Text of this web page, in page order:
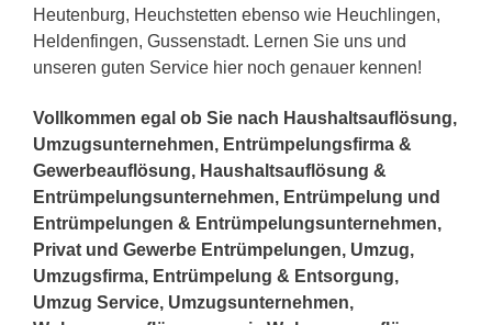
Heutenburg, Heuchstetten ebenso wie Heuchlingen,
Heldenfingen, Gussenstadt. Lernen Sie uns und
unseren guten Service hier noch genauer kennen!
Vollkommen egal ob Sie nach Haushaltsauflösung,
Umzugsunternehmen, Entrümpelungsfirma &
Gewerbeauflösung, Haushaltsauflösung &
Entrümpelungsunternehmen, Entrümpelung und
Entrümpelungen & Entrümpelungsunternehmen,
Privat und Gewerbe Entrümpelungen, Umzug,
Umzugsfirma, Entrümpelung & Entsorgung,
Umzug Service, Umzugsunternehmen,